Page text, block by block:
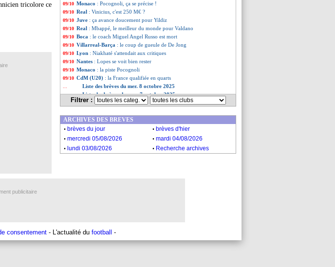
tricolore ce
09/10 Monaco : Pocognoli, ça se précise !
09/10 Real : Vinicius, c'est 250 M€ ?
09/10 Juve : ça avance doucement pour Yildiz
09/10 Real : Mbappé, le meilleur du monde pour Valdano
09/10 Boca : le coach Miguel Angel Russo est mort
09/10 Villarreal-Barça : le coup de gueule de De Jong
09/10 Lyon : Niakhaté s'attendait aux critiques
09/10 Nantes : Lopes se voit bien rester
09/10 Monaco : la piste Pocognoli
09/10 CdM (U20) : la France qualifiée en quarts
Liste des brèves du mer. 8 octobre 2025
... Liste des brèves du mar. 7 octobre 2025
Filtrer :
ARCHIVES DES BREVES
. brèves du jour . brèves d'hier
. mercredi 05/08/2026 . mardi 04/08/2026
. lundi 03/08/2026 . Recherche archives
publicitaire
consentement - L'actualité du football -